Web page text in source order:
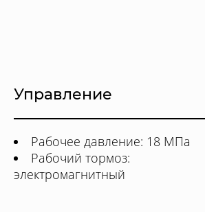
Управление
Рабочее давление: 18 МПа
Рабочий тормоз:
электромагнитный